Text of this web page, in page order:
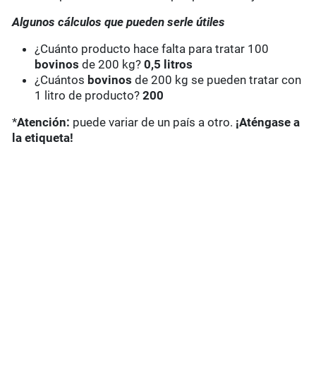
Algunos cálculos que pueden serle útiles
¿Cuánto producto hace falta para tratar 100
bovinos de 200 kg? 0,5 litros
¿Cuántos bovinos de 200 kg se pueden tratar con
1 litro de producto?200
*Atención: puede variar de un país a otro. ¡Aténgase a
la etiqueta!